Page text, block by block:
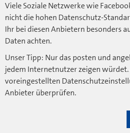
Viele Soziale Netzwerke wie
nicht die hohen Datenschutz-
Ihr bei diesen Anbietern besonders
Daten achten.
Unser Tipp: Nur das posten und
jedem Internetnutzer zeigen
voreingestellten
Anbieter überprüfen.